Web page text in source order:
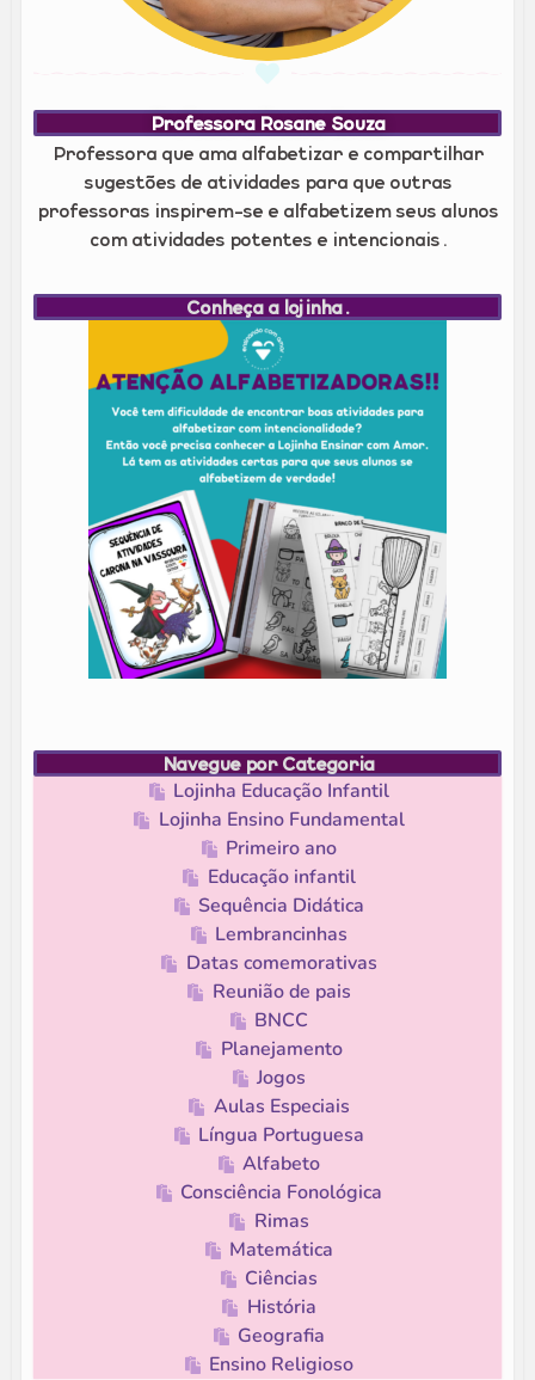
Professora Rosane Souza
Professora que ama alfabetizar e compartilhar
sugestões de atividades para que outras
professoras inspirem-se e alfabetizem seus alunos
com atividades potentes e intencionais.
Conheça a lojinha.
Navegue por Categoria
Lojinha Educação Infantil
Lojinha Ensino Fundamental
Primeiro ano
Educação infantil
Sequência Didática
Lembrancinhas
Datas comemorativas
Reunião de pais
BNCC
Planejamento
Jogos
Aulas Especiais
Língua Portuguesa
Alfabeto
Consciência Fonológica
Rimas
Matemática
Ciências
História
Geografia
Ensino Religioso